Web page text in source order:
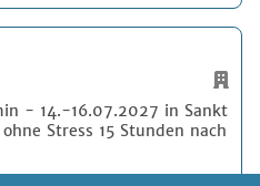
- 14.-16.07.2027 in Sankt
Stress 15 Stunden nach